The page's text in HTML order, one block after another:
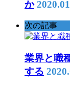
か
次の記事
業界と職
する